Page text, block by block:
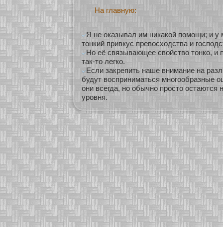
На главную:
Я не оказывал им никакой помощи; и у
тонкий привкус превосходства и
Но её связывающее свойство тонко, и
так-то легко.
Если закрепить наше внимание на
будут восприниматься многообразные
они всегда, но обычно просто остаются
уровня.